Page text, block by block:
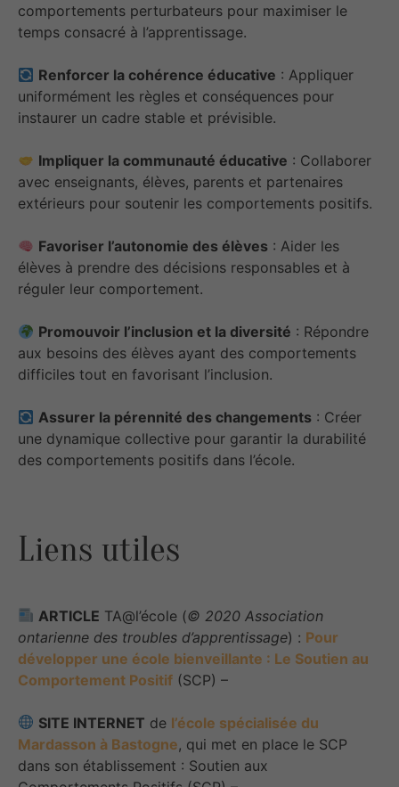
comportements perturbateurs pour maximiser le
temps consacré à l’apprentissage.
Renforcer la cohérence éducative : Appliquer
uniformément les règles et conséquences pour
instaurer un cadre stable et prévisible.
Impliquer la communauté éducative : Collaborer
avec enseignants, élèves, parents et partenaires
extérieurs pour soutenir les comportements positifs.
Favoriser l’autonomie des élèves : Aider les
élèves à prendre des décisions responsables et à
réguler leur comportement.
Promouvoir l’inclusion et la diversité : Répondre
aux besoins des élèves ayant des comportements
difficiles tout en favorisant l’inclusion.
Assurer la pérennité des changements : Créer
une dynamique collective pour garantir la durabilité
des comportements positifs dans l’école.
Liens utiles
ARTICLE TA@l’école (© 2020 Association
ontarienne des troubles d’apprentissage) : Pour
développer une école bienveillante : Le Soutien au
Comportement Positif (SCP) –
SITE INTERNET de l’école spécialisée du
Mardasson à Bastogne, qui met en place le SCP
dans son établissement : Soutien aux